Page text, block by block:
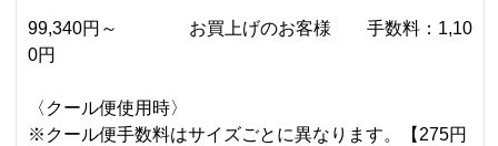
99,340円～ お買上げのお客様 手数料：1,10
0円
〈クール便使用時〉
※クール便手数料はサイズごとに異なります。【275円